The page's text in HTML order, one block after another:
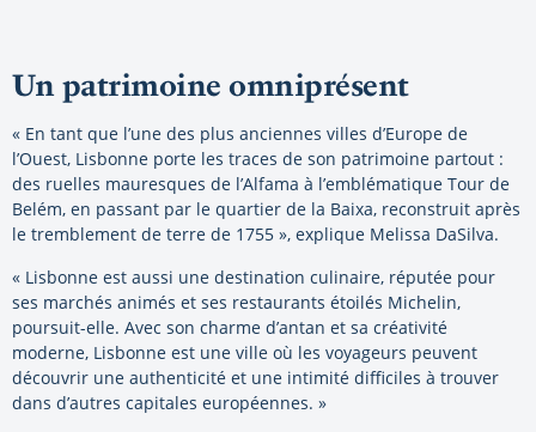
Un patrimoine omniprésent
« En tant que l’une des plus anciennes villes d’Europe de
l’Ouest, Lisbonne porte les traces de son patrimoine partout :
des ruelles mauresques de l’Alfama à l’emblématique Tour de
Belém, en passant par le quartier de la Baixa, reconstruit après
le tremblement de terre de 1755 », explique Melissa DaSilva.
« Lisbonne est aussi une destination culinaire, réputée pour
ses marchés animés et ses restaurants étoilés Michelin,
poursuit-elle. Avec son charme d’antan et sa créativité
moderne, Lisbonne est une ville où les voyageurs peuvent
découvrir une authenticité et une intimité difficiles à trouver
dans d’autres capitales européennes. »